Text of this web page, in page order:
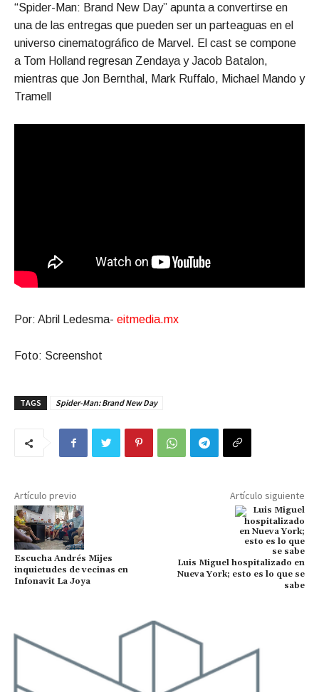
“Spider-Man: Brand New Day” apunta a convertirse en
una de las entregas que pueden ser un parteaguas en el
universo cinematográfico de Marvel. El cast se compone
a Tom Holland regresan Zendaya y Jacob Batalon,
mientras que Jon Bernthal, Mark Ruffalo, Michael Mando y
Tramell
Por: Abril Ledesma- eitmedia.mx
Foto: Screenshot
TAGS Spider-Man: Brand New Day
Artículo previo
Escucha Andrés Mijes
inquietudes de vecinas en
Infonavit La Joya
Artículo siguiente
Luis Miguel hospitalizado en
Nueva York; esto es lo que se
sabe